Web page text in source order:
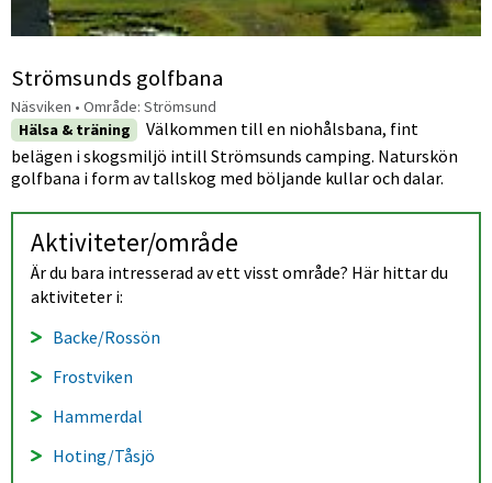
Strömsunds golfbana
Näsviken • Område: Strömsund
Hälsa & träning
Välkommen till en niohålsbana, fint
belägen i skogsmiljö intill Strömsunds camping. Naturskön
golfbana i form av tallskog med böljande kullar och dalar.
Aktiviteter/område
Är du bara intresserad av ett visst område? Här hittar du
aktiviteter i:
Backe/Rossön
Frostviken
Hammerdal
Hoting/Tåsjö